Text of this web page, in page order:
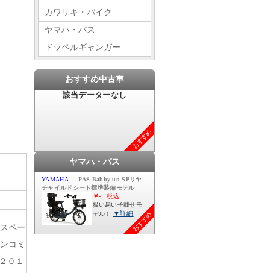
ペー
コミ
０１
カワサキ・バイク
ヤマハ・パス
ドッペルギャンガー
おすすめ中古車
おすすめ
ヤマハ・パス
おすすめ